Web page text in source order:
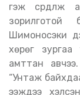
гэж
зорилготой
Шимоносэки
хөрөг
амттан
“Унтаж
ээждээ